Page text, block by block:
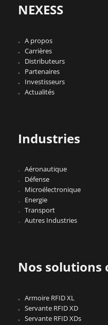
NEXESS
A propos
Carrières
Distributeurs
Partenaires
Investisseurs
Actualités
Industries
Aéronautique
Défense
Microélectronique
Energie
Transport
Autres Industries
Nos solutions
Armoire RFID XL
Servante RFID XD
Servante RFID XDs